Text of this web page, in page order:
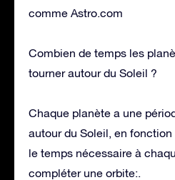
comme Astro.com
Combien de temps les
tourner autour du Soleil ?
Chaque planète a une
autour du Soleil, en
le temps nécessaire à
compléter une orbite:.